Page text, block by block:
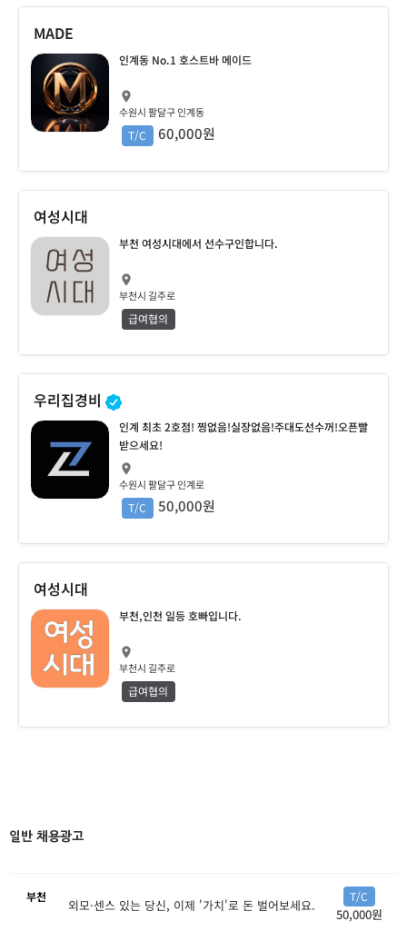
MADE
인계동 No.1 호스트바 메이드
수원시 팔달구 인계동
T/C 60,000원
여성시대
부천 여성시대에서 선수구인합니다.
부천시 길주로
급여협의
우리집경비
인계 최초 2호점! 찡없음!실장없음!주대도선수꺼!오픈빨
받으세요!
수원시 팔달구 인계로
T/C 50,000원
여성시대
부천,인천 일등 호빠입니다.
부천시 길주로
급여협의
일반 채용광고
부천
외모·센스 있는 당신, 이제 '가치'로 돈 벌어보세요.
T/C
50,000원